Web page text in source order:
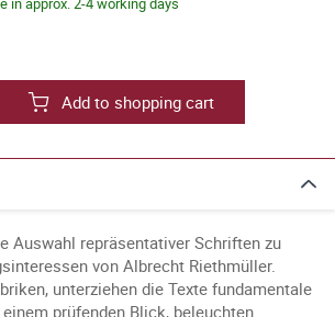
Add to shopping cart
Auswahl repräsentativer Schriften zu
von Albrecht Riethmüller.
unterziehen die Texte fundamentale
prüfenden Blick, beleuchten